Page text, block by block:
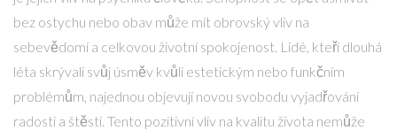
bez ostychu nebo obav může mít obrovský vliv na
sebevědomí a celkovou životní spokojenost. Lidé, kteří dlouhá
léta skrývali svůj úsměv kvůli estetickým nebo funkčním
problémům, najednou objevují novou svobodu vyjadřování
radosti a štěstí. Tento pozitivní vliv na kvalitu života nemůže